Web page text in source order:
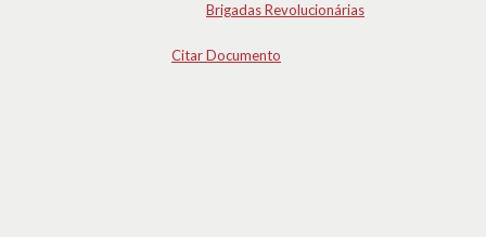
Brigadas Revolucionárias
Citar Documento